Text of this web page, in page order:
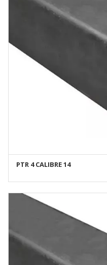
PTR 4 CALIBRE 14